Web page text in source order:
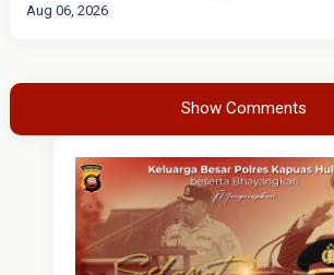
Aug 06, 2026
Show Comments